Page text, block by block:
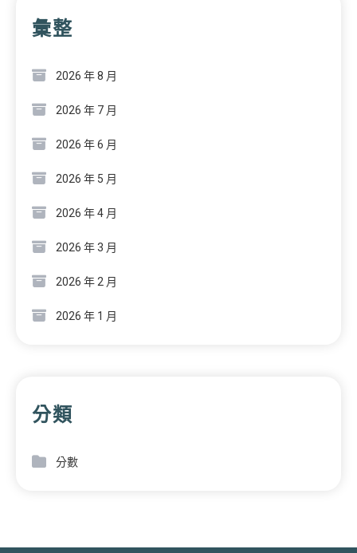
彙整
2026 年 8 月
2026 年 7 月
2026 年 6 月
2026 年 5 月
2026 年 4 月
2026 年 3 月
2026 年 2 月
2026 年 1 月
分類
分數